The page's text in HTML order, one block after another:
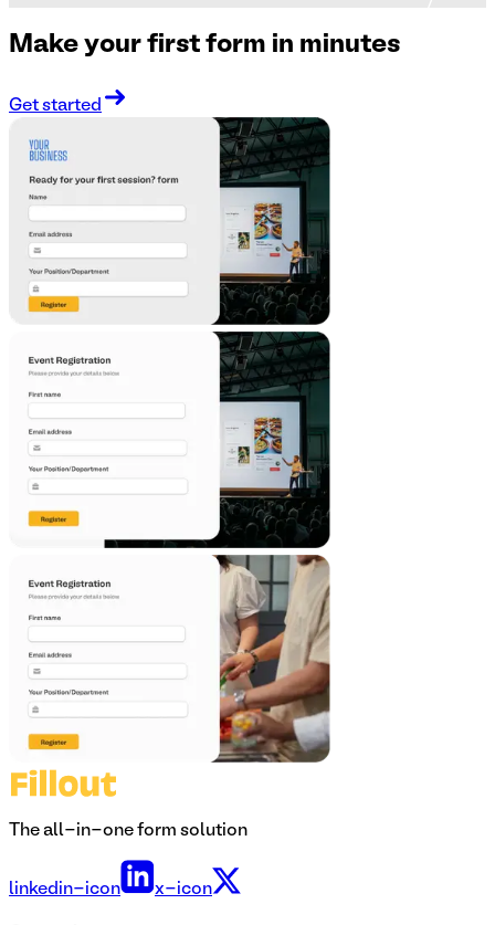
Make your first form in minutes
Get started
The all-in-one form solution
linkedin-icon x-icon